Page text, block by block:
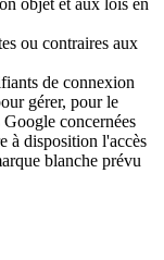
objet et aux lois en
ou contraires aux
de connexion
gérer, pour le
concernées
à disposition l'accès
blanche prévu